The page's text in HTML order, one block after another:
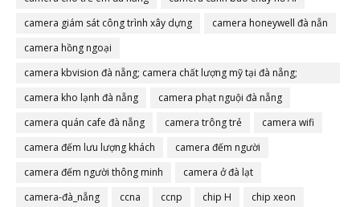
camera giám sát công trình xây dựng
camera honeywell đà nẵn
camera hồng ngoại
camera kbvision đà nẵng; camera chất lượng mỹ tại đà nẵng;
camera đà nẵng
camera kho lạnh đà nẵng
camera phạt nguội đà nẵng
camera quán cafe đà nẵng
camera trông trẻ
camera wifi
camera đếm lưu lượng khách
camera đếm người
camera đếm người thông minh
camera ở đà lạt
camera-đà_nẵng
ccna ccnp chip H
chip xeon